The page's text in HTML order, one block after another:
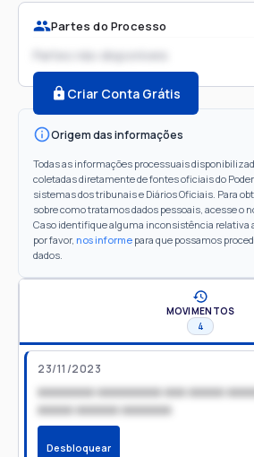
Partes do Processo
Partes não disponíveis
Criar Conta Grátis
Origem das informações
Todas as informações processuais
coletadas diretamente de fontes oficiais do
sistemas dos tribunais e Diários Oficiais. Para
sobre como tratamos dados pessoais, acesse o
Caso identifique alguma inconsistência relativa
por favor, nos informe para que possamos
dados.
MOVIMENTOS
4
23/11/2023
xxxxxxxx xxxxxxxxx xxx xxxxx
xxxxx xxxxxx xxxxxxx
Desbloquear